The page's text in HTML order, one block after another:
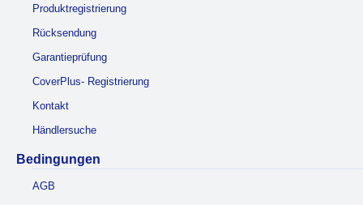
Produktregistrierung
Rücksendung
Garantieprüfung
CoverPlus- Registrierung
Kontakt
Händlersuche
Bedingungen
AGB